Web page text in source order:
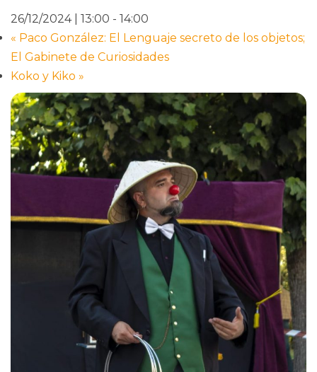
26/12/2024 | 13:00 - 14:00
« Paco González: El Lenguaje secreto de los objetos;
El Gabinete de Curiosidades
Koko y Kiko »